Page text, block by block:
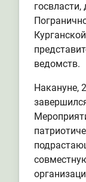
госвласти,
ведомств.
Накануне,